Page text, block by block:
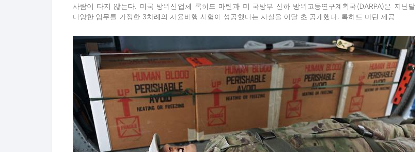
사람이 타지 않는다. 미국 방위산업체 록히드 마틴과 미 국방부 산하 방위고등연구계획국(DARPA)은 지난달
다양한 임무를 가정한 3차례의 자율비행 시험이 성공했다는 사실을 이달 초 공개했다. 록히드 마틴 제공